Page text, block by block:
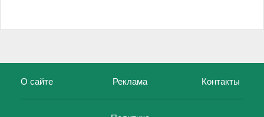
О сайте Реклама Контакты